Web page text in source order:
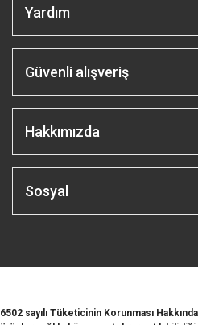
Yardım
Güvenli alışveriş
Hakkımızda
Sosyal
6502 sayılı Tüketicinin Korunması